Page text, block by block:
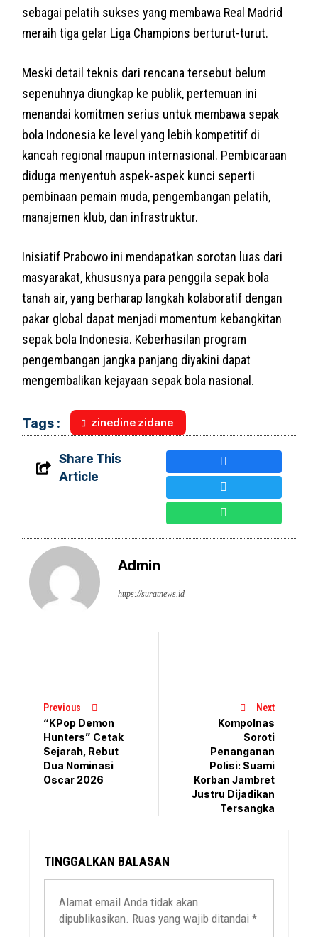
sebagai pelatih sukses yang membawa Real Madrid
meraih tiga gelar Liga Champions berturut-turut.
Meski detail teknis dari rencana tersebut belum
sepenuhnya diungkap ke publik, pertemuan ini
menandai komitmen serius untuk membawa sepak
bola Indonesia ke level yang lebih kompetitif di
kancah regional maupun internasional. Pembicaraan
diduga menyentuh aspek-aspek kunci seperti
pembinaan pemain muda, pengembangan pelatih,
manajemen klub, dan infrastruktur.
Inisiatif Prabowo ini mendapatkan sorotan luas dari
masyarakat, khususnya para penggila sepak bola
tanah air, yang berharap langkah kolaboratif dengan
pakar global dapat menjadi momentum kebangkitan
sepak bola Indonesia. Keberhasilan program
pengembangan jangka panjang diyakini dapat
mengembalikan kejayaan sepak bola nasional.
Tags : zinedine zidane
Share This
Article
Admin
https://suratnews.id
Previous
“KPop Demon
Hunters” Cetak
Sejarah, Rebut
Dua Nominasi
Oscar 2026
Next
Kompolnas
Soroti
Penanganan
Polisi: Suami
Korban Jambret
Justru Dijadikan
Tersangka
TINGGALKAN BALASAN
Alamat email Anda tidak akan
dipublikasikan. Ruas yang wajib ditandai*